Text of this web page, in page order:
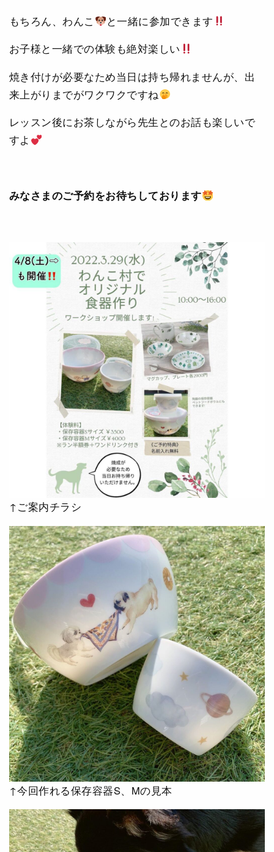
もちろん、わんこ
と一緒に参加できます
お子様と一緒での体験も絶対楽しい
焼き付けが必要なため当日は持ち帰れませんが、出
来上がりまでがワクワクですね
レッスン後にお茶しながら先生とのお話も楽しいで
すよ
みなさまのご予約をお待ちしております
↑ご案内チラシ
↑今回作れる保存容器S、Mの見本